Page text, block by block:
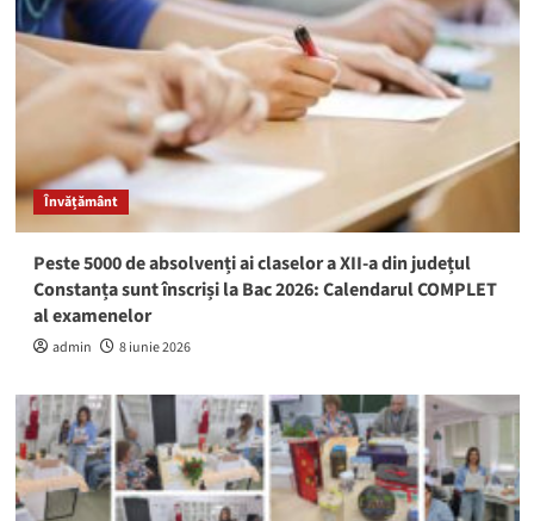
Învățământ
Peste 5000 de absolvenți ai claselor a XII-a din județul
Constanța sunt înscriși la Bac 2026: Calendarul COMPLET
al examenelor
admin 8 iunie 2026